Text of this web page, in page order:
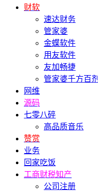
财软
速达财务
管家婆
金蝶软件
用友软件
友加畅捷
管家婆千方百剂
网维
源码
七零八碎
高品质音乐
赞赏
业务
回家吃饭
工商财税知产
公司注册